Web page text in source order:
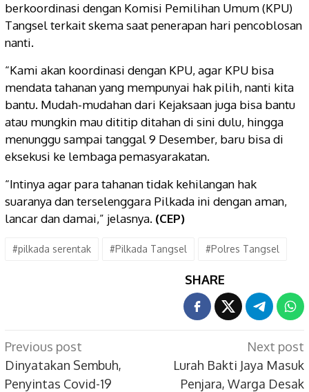
berkoordinasi dengan Komisi Pemilihan Umum (KPU)
Tangsel terkait skema saat penerapan hari pencoblosan
nanti.
“Kami akan koordinasi dengan KPU, agar KPU bisa
mendata tahanan yang mempunyai hak pilih, nanti kita
bantu. Mudah-mudahan dari Kejaksaan juga bisa bantu
atau mungkin mau dititip ditahan di sini dulu, hingga
menunggu sampai tanggal 9 Desember, baru bisa di
eksekusi ke lembaga pemasyarakatan.
“Intinya agar para tahanan tidak kehilangan hak
suaranya dan terselenggara Pilkada ini dengan aman,
lancar dan damai,” jelasnya. (CEP)
#pilkada serentak #Pilkada Tangsel #Polres Tangsel
SHARE
Post
navigation
Previous post
Dinyatakan Sembuh,
Penyintas Covid-19
Next post
Lurah Bakti Jaya Masuk
Penjara, Warga Desak